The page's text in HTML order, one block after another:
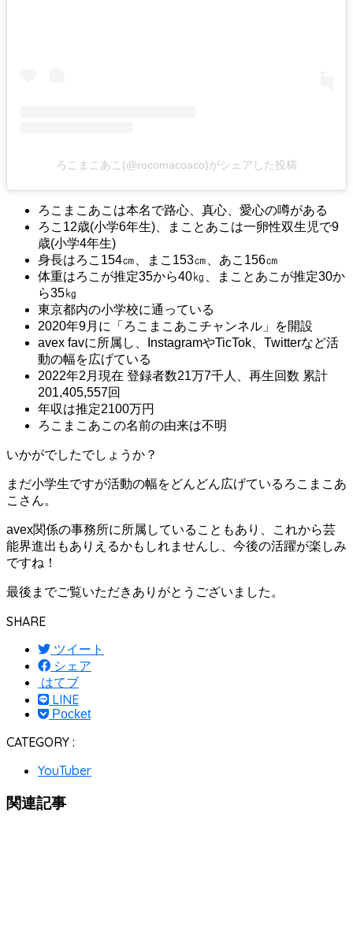
ろこまこあこ(@rocomacoaco)がシェアした投稿
ろこまこあこは本名で路心、真心、愛心の噂がある
ろこ12歳(小学6年生)、まことあこは一卵性双生児で9
歳(小学4年生)
身長はろこ154㎝、まこ153㎝、あこ156㎝
体重はろこが推定35から40㎏、まことあこが推定30か
ら35㎏
東京都内の小学校に通っている
2020年9月に「ろこまこあこチャンネル」を開設
avex favに所属し、InstagramやTicTok、Twitterなど活
動の幅を広げている
2022年2月現在 登録者数21万7千人、再生回数 累計
201,405,557回
年収は推定2100万円
ろこまこあこの名前の由来は不明
いかがでしたでしょうか？
まだ小学生ですが活動の幅をどんどん広げているろこまこあ
こさん。
avex関係の事務所に所属していることもあり、これから芸
能界進出もありえるかもしれませんし、今後の活躍が楽しみ
ですね！
最後までご覧いただきありがとうございました。
SHARE
ツイート
シェア
はてブ
LINE
Pocket
CATEGORY :
YouTuber
関連記事